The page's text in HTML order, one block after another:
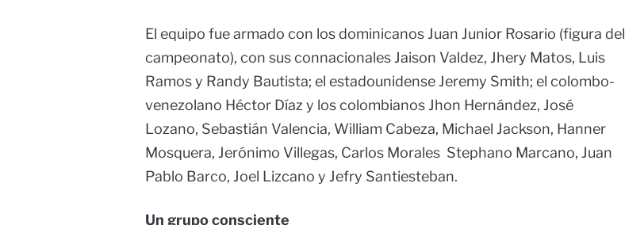
El equipo fue armado con los dominicanos Juan Junior Rosario (figura del
campeonato), con sus connacionales Jaison Valdez, Jhery Matos, Luis
Ramos y Randy Bautista; el estadounidense Jeremy Smith; el colombo-
venezolano Héctor Díaz y los colombianos Jhon Hernández, José
Lozano, Sebastián Valencia, William Cabeza, Michael Jackson, Hanner
Mosquera, Jerónimo Villegas, Carlos Morales Stephano Marcano, Juan
Pablo Barco, Joel Lizcano y Jefry Santiesteban.
Un grupo consciente